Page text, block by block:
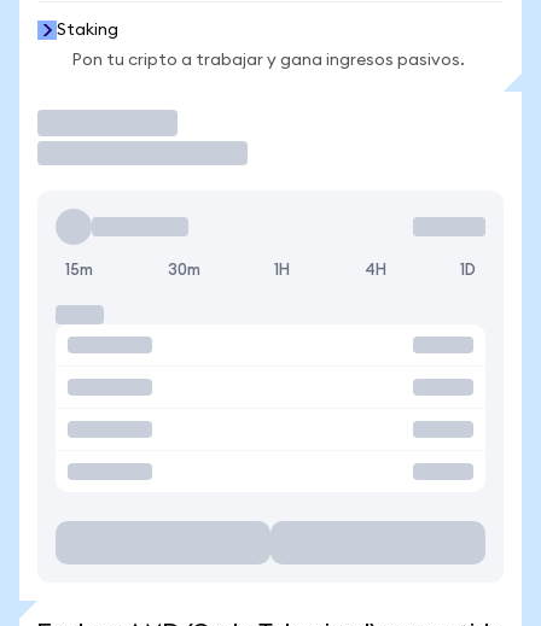
Staking
Pon tu cripto a trabajar y gana ingresos pasivos.
15m 30m 1H 4H 1D